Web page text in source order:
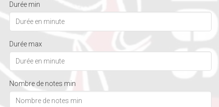
Durée min
Durée max
Nombre de notes min